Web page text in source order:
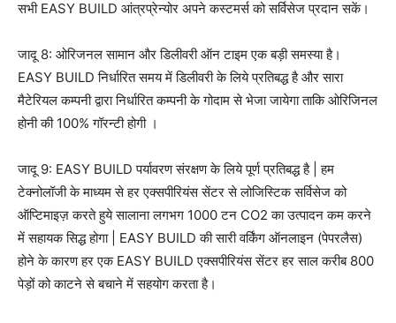
सभी EASY BUILD आंत्रप्रेन्योर अपने कस्टमर्स को सर्विसेज प्रदान सकें।
जादू 8: ओरिजनल सामान और डिलीवरी ऑन टाइम एक बड़ी समस्या है।
EASY BUILD निर्धारित समय में डिलीवरी के लिये प्रतिबद्ध है और सारा
मैटेरियल कम्पनी द्वारा निर्धारित कम्पनी के गोदाम से भेजा जायेगा ताकि ओरिजिनल
होनी की 100% गॉरन्टी होगी ।
जादू 9: EASY BUILD पर्यावरण संरक्षण के लिये पूर्ण प्रतिबद्ध है | हम
टेक्नोलॉजी के माध्यम से हर एक्सपीरियंस सेंटर से लोजिस्टिक सर्विसेज को
ऑप्टिमाइज़ करते हुये सालाना लगभग 1000 टन CO2 का उत्पादन कम करने
में सहायक सिद्ध होगा | EASY BUILD की सारी वर्किंग ऑनलाइन (पेपरलैस)
होने के कारण हर एक EASY BUILD एक्सपीरियंस सेंटर हर साल करीब 800
पेड़ों को काटने से बचाने में सहयोग करता है।